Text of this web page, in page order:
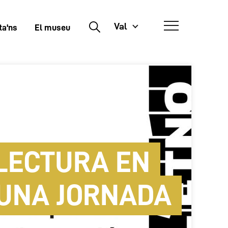
El museu Buscar Val
EN
JORNADA